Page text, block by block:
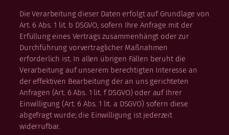
Die Verarbeitung dieser Daten erfolgt auf Grundlage von
Art. 6 Abs. 1 lit. b DSGVO, sofern Ihre Anfrage mit der
Erfüllung eines Vertrags zusammenhängt oder zur
Durchführung vorvertraglicher Maßnahmen
erforderlich ist. In allen übrigen Fällen beruht die
Verarbeitung auf unserem berechtigten Interesse an
der effektiven Bearbeitung der an uns gerichteten
Anfragen (Art. 6 Abs. 1 lit. f DSGVO) oder auf Ihrer
Einwilligung (Art. 6 Abs. 1 lit. a DSGVO) sofern diese
abgefragt wurde; die Einwilligung ist jederzeit
widerrufbar.